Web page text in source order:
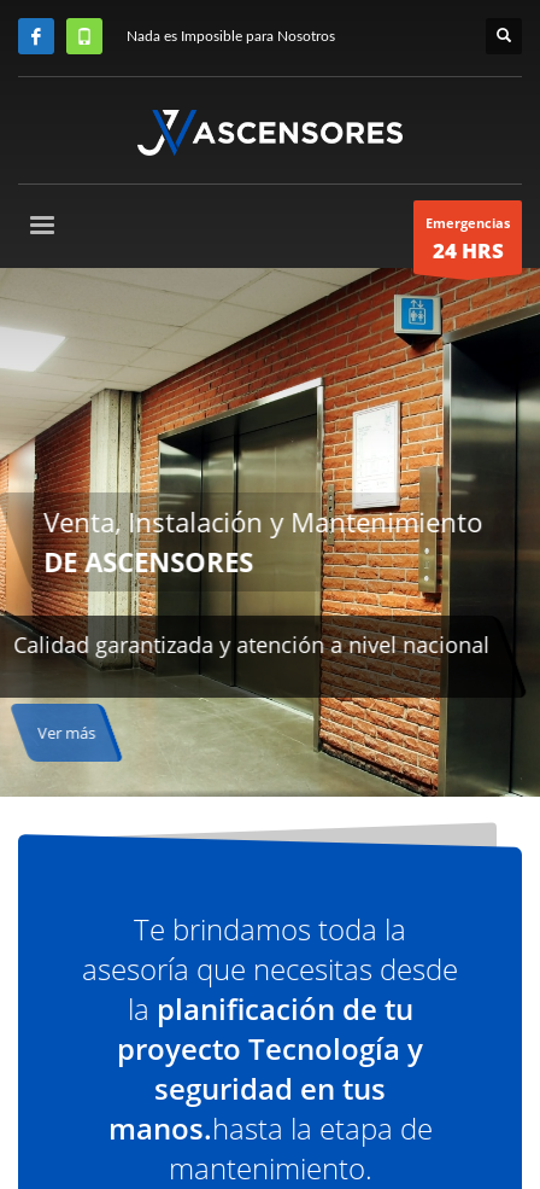
Nada es Imposible para Nosotros
Emergencias
24 HRS
Te brindamos toda la
asesoría que necesitas desde
la planificación de tu
proyecto Tecnología y
seguridad en tus
manos.hasta la etapa de
mantenimiento.